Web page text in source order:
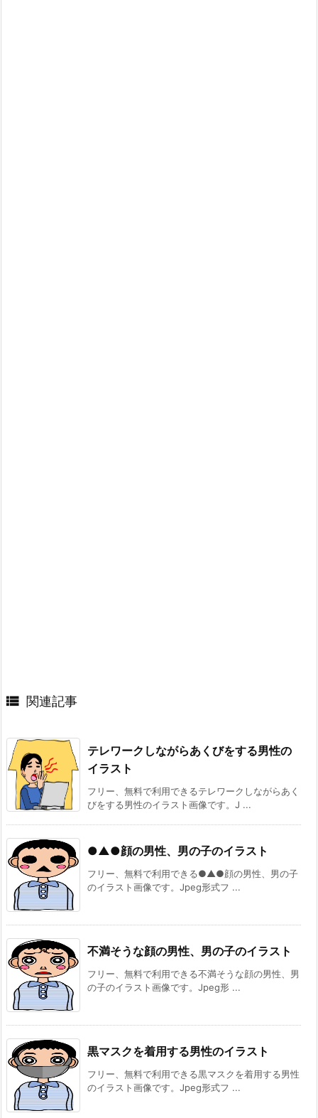
 関連記事
テレワークしながらあくびをする男性の
イラスト
フリー、無料で利用できるテレワークしながらあく
びをする男性のイラスト画像です。J ...
●▲●顔の男性、男の子のイラスト
フリー、無料で利用できる●▲●顔の男性、男の子
のイラスト画像です。Jpeg形式フ ...
不満そうな顔の男性、男の子のイラスト
フリー、無料で利用できる不満そうな顔の男性、男
の子のイラスト画像です。Jpeg形 ...
黒マスクを着用する男性のイラスト
フリー、無料で利用できる黒マスクを着用する男性
のイラスト画像です。Jpeg形式フ ...